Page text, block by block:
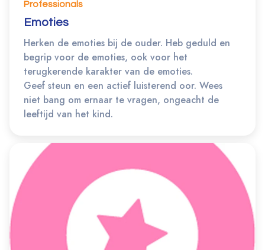
Professionals
Emoties
Herken de emoties bij de ouder. Heb geduld en
begrip voor de emoties, ook voor het
terugkerende karakter van de emoties.
Geef steun en een actief luisterend oor. Wees
niet bang om ernaar te vragen, ongeacht de
leeftijd van het kind.